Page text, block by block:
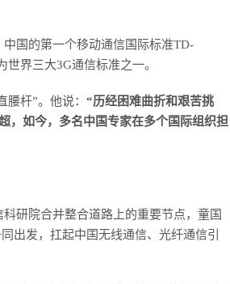
国的第一个移动通信国际标准TD-
界三大3G通信标准之一。
杆”。他说： “历经困难曲折和艰苦挑
，如今，多名中国专家在多个国际组织担
研院合并整合道路上的重要节点，童国
出发，扛起中国无线通信、光纤通信引